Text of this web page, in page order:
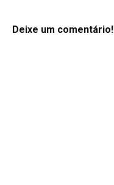
Deixe um comentário!